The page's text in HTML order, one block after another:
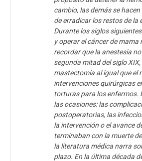
cambio, las demás se
de erradicar los restos de la
Durante los siglos
y operar el cáncer de mama
recordar que la anestesia
segunda mitad del siglo
mastectomía al igual que el
intervenciones quirúrgicas
torturas para los enfermos.
las ocasiones: las
postoperatorias, las
la intervención o el avance
terminaban con la muerte
la literatura médica narra
plazo. En la última década